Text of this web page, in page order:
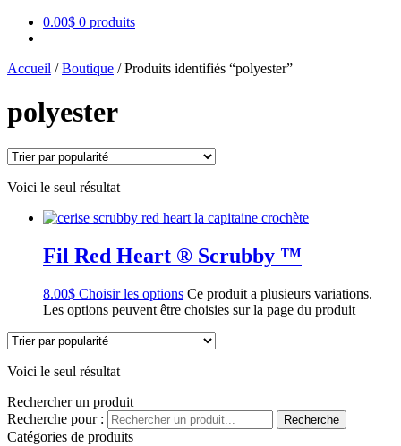
0.00$ 0 produits
Accueil /Boutique /Produits identifiés “polyester”
polyester
Voici le seul résultat
Fil Red Heart ® Scrubby ™
8.00$ Choisir les options Ce produit a plusieurs variations.
Les options peuvent être choisies sur la page du produit
Voici le seul résultat
Rechercher un produit
Recherche pour :
Recherche
Catégories de produits